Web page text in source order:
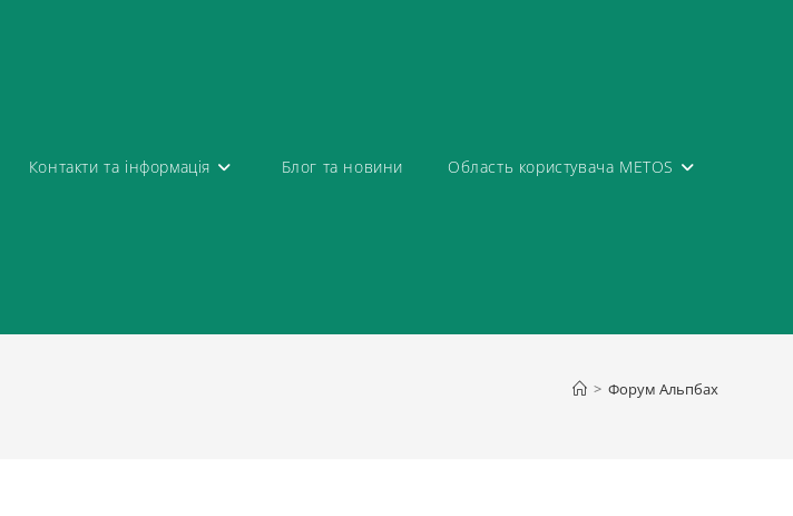
Контакти та інформація Блог та новини Область користувача METOS
> Форум Альпбах